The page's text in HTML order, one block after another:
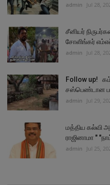
admin Jul 28,
சீனியர்
சோளிங்கர்
admin Jul 28,
Follow up!
சஸ்பெண்டான
admin Jul 29,
மத்திய கல்வி
ராஜினாமா "
admin Jul 25,